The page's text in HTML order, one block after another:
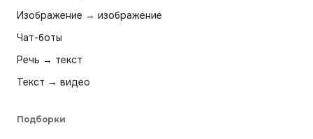
Изображение → изображение
Чат-боты
Речь → текст
Текст → видео
Подборки